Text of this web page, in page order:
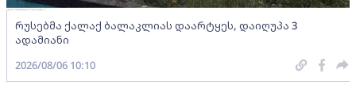
რუსებმა ქალაქ ბალაკლიას დაარტყეს, დაიღუპა 3
ადამიანი
2026/08/06 10:10